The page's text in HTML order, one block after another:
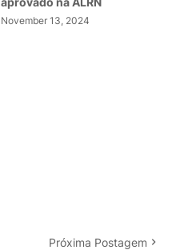
November 13, 2024
Próxima Postagem